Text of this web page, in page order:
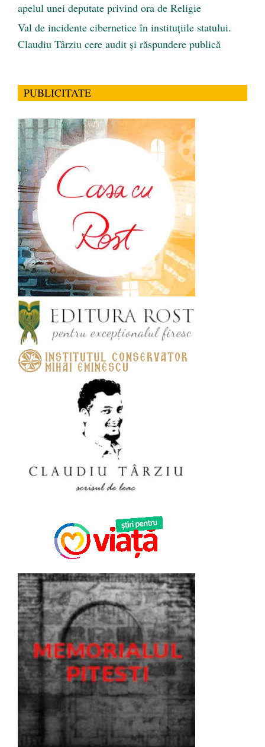
apelul unei deputate privind ora de Religie
Val de incidente cibernetice în instituțiile statului.
Claudiu Târziu cere audit și răspundere publică
PUBLICITATE